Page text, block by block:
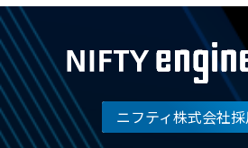
ニフティ株式会社